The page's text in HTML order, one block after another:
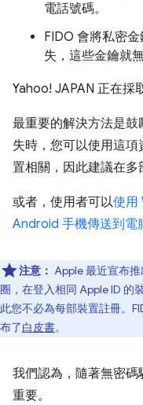
電話號碼。
FIDO 會將私密
失，這些金鑰就
Yahoo! JAPAN 正在採
最重要的解決方法是
失時，您可以使用這
置相關，因此建議在多
或者，使用者可以使用
Android 手機傳送到電
注意： Apple 最近宣布推
圈，在登入相同 Apple ID 的
此您不必為每部裝置註冊。
布了白皮書。
我們認為，隨著無密
重要。